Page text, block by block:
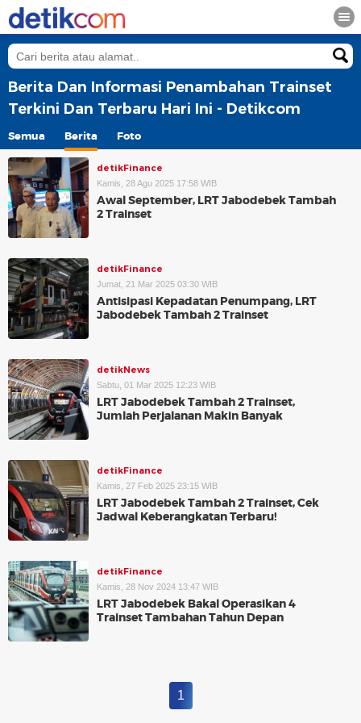
Berita Dan Informasi Penambahan Trainset
Terkini Dan Terbaru Hari Ini - Detikcom
Semua Berita Foto
detikFinance
Kamis, 28 Agu 2025 17:58 WIB
Awal September, LRT Jabodebek Tambah
2 Trainset
detikFinance
Jumat, 21 Mar 2025 03:30 WIB
Antisipasi Kepadatan Penumpang, LRT
Jabodebek Tambah 2 Trainset
detikNews
Sabtu, 01 Mar 2025 12:23 WIB
LRT Jabodebek Tambah 2 Trainset,
Jumlah Perjalanan Makin Banyak
detikFinance
Kamis, 27 Feb 2025 23:15 WIB
LRT Jabodebek Tambah 2 Trainset, Cek
Jadwal Keberangkatan Terbaru!
detikFinance
Kamis, 28 Nov 2024 13:47 WIB
LRT Jabodebek Bakal Operasikan 4
Trainset Tambahan Tahun Depan
1